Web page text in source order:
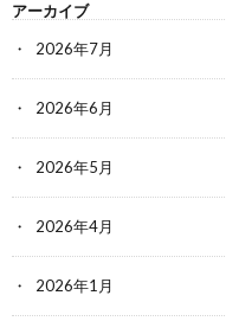
アーカイブ
2026年7月
2026年6月
2026年5月
2026年4月
2026年1月